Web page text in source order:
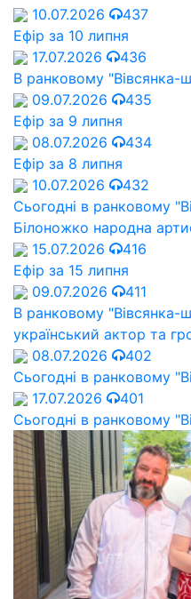
10.07.2026
437
Ефір за 10 липня
17.07.2026
436
В ранковому "Вівсянка-
09.07.2026
435
Ефір за 9 липня
08.07.2026
434
Ефір за 8 липня
10.07.2026
432
Сьогодні в ранковому
Білоножко народна
15.07.2026
416
Ефір за 15 липня
09.07.2026
411
В ранковому "Вівсянка-
український актор та
08.07.2026
402
Сьогодні в ранковому
17.07.2026
401
Сьогодні в ранковому